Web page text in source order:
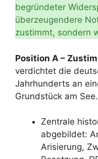
begründeter
überzeugendere
zustimmt, sondern
Position A –
verdichtet die
Jahrhunderts an
Grundstück am See.
Zentrale
abgebildet:
Arisierung,